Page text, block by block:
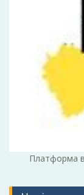
Платформа